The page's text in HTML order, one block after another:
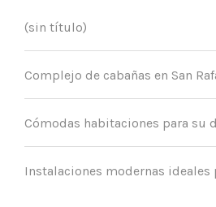
(sin título)
Complejo de cabañas en San
Cómodas habitaciones para su
Instalaciones modernas